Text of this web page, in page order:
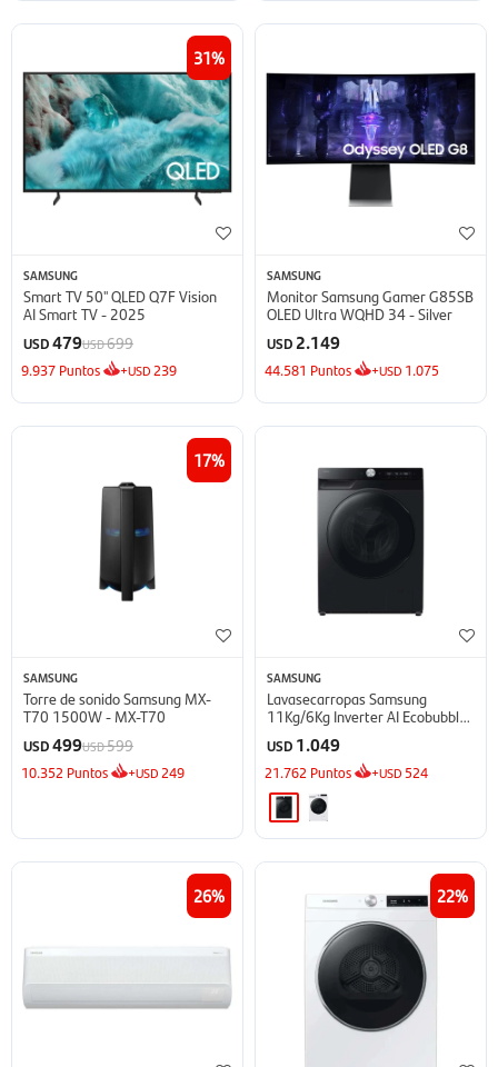
31
SAMSUNG
Smart TV 50'' QLED Q7F Vision
AI Smart TV - 2025
USD479USD699
9.937 Puntos +USD 239
SAMSUNG
Monitor Samsung Gamer G85SB
OLED Ultra WQHD 34 - Silver
USD 2.149
44.581 Puntos +USD 1.075
17
SAMSUNG
Torre de sonido Samsung MX-
T70 1500W - MX-T70
USD499USD599
10.352 Puntos +USD 249
SAMSUNG
Lavasecarropas Samsung
11Kg/6Kg Inverter AI Ecobubble
- Inox
USD 1.049
21.762 Puntos +USD 524
26 22